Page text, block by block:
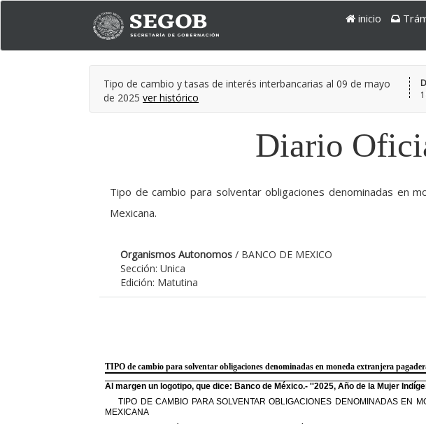
inicio
Tipo de cambio y tasas de interés interbancarias al 09 de mayo
de 2025 ver histórico
Diario
Tipo de cambio para solventar obligaciones denominadas en
Mexicana.
Organismos Autonomos / BANCO DE MEXICO
Sección: Unica
Edición: Matutina